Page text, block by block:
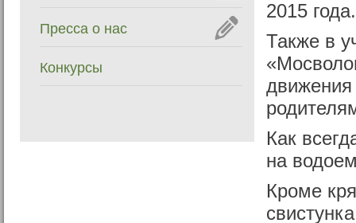
Пресса о нас
Конкурсы
2015 года.
Также в
Как
на
Кроме